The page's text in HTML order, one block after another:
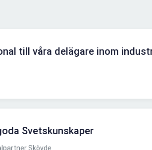
till våra delägare inom
Svetskunskaper
Skövde